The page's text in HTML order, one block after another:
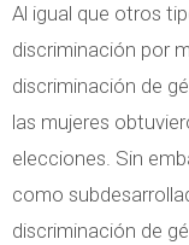
Al igual que otros
discriminación por
discriminación de
las mujeres
elecciones. Sin
como
discriminación de